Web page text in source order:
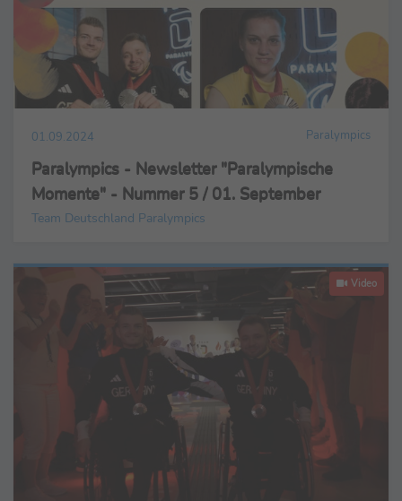
01.09.2024 Paralympics
Paralympics - Newsletter "Paralympische
Momente" - Nummer 5 / 01. September
Team Deutschland Paralympics
Video